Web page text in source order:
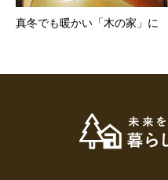
真冬でも暖かい「木の家」に